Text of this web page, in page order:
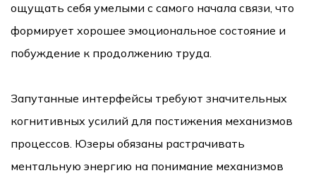
ощущать себя умелыми с самого начала связи, что
формирует хорошее эмоциональное состояние и
побуждение к продолжению труда.
Запутанные интерфейсы требуют значительных
когнитивных усилий для постижения механизмов
процессов. Юзеры обязаны растрачивать
ментальную энергию на понимание механизмов